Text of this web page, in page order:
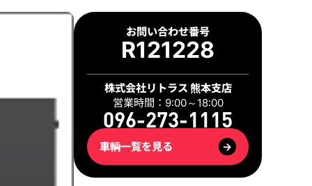
お問い合わせ番号
R121228
株式会社リトラス 熊本支店
営業時間：9:00～18:00
096-273-1115
車輌一覧を見る →